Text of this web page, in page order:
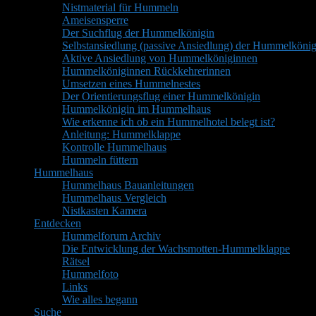
Nistmaterial für Hummeln
Ameisensperre
Der Suchflug der Hummelkönigin
Selbstansiedlung (passive Ansiedlung) der
Aktive Ansiedlung von Hummelköniginnen
Hummelköniginnen Rückkehrerinnen
Umsetzen eines Hummelnestes
Der Orientierungsflug einer Hummelkönigin
Hummelkönigin im Hummelhaus
Wie erkenne ich ob ein Hummelhotel belegt ist?
Anleitung: Hummelklappe
Kontrolle Hummelhaus
Hummeln füttern
Hummelhaus
Hummelhaus Bauanleitungen
Hummelhaus Vergleich
Nistkasten Kamera
Entdecken
Hummelforum Archiv
Die Entwicklung der Wachsmotten-Hummelklappe
Rätsel
Hummelfoto
Links
Wie alles begann
Suche